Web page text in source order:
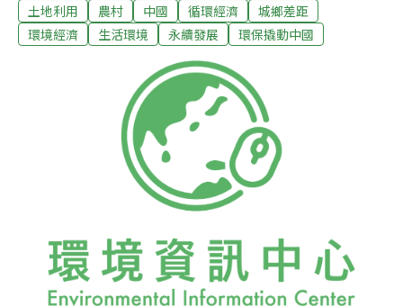
響出外查看，最小的妹妹還有些意識扶著二樓欄杆，搖搖
晃晃地喊著哥哥。哥哥已經墜樓死亡，地上沒有血跡，但
貴州典型山村，父親長年在外打工，跟太太離異後帶不
上，只得讓孩子回到山裡相依為命。年初以來，四兄妹一
個接著一個不去上學，學校來找過幾次以後索性不管，親
戚也不大過問，四兄妹就這樣淡出村人的視線，離群索
居。家裡面還有一堆玉米稈、灶上掛著一大塊煙燻豬腿、
大哥保管的銀行卡裡還有父親定時的匯款，是什麼原因讓
四兄妹決心赴死？留守兒童自殺事件震撼整個中國社會，
土地利用 農村 中國 循環經濟
城鄉差距
環境經濟
生活環境 永續發展 環保撬動中國